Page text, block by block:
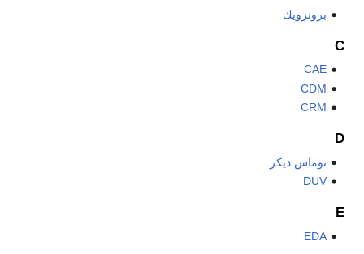
برونزويك
C
CAE
CDM
CRM
D
توماس ديكر
DUV
E
EDA